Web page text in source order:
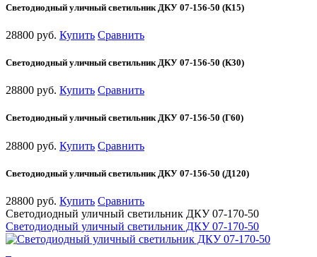
Светодиодный уличный светильник ДКУ 07-156-50 (К15)
28800 руб. Купить Сравнить
Светодиодный уличный светильник ДКУ 07-156-50 (К30)
28800 руб. Купить Сравнить
Светодиодный уличный светильник ДКУ 07-156-50 (Г60)
28800 руб. Купить Сравнить
Светодиодный уличный светильник ДКУ 07-156-50 (Д120)
28800 руб. Купить Сравнить
Светодиодный уличный светильник ДКУ 07-170-50
Светодиодный уличный светильник ДКУ 07-170-50